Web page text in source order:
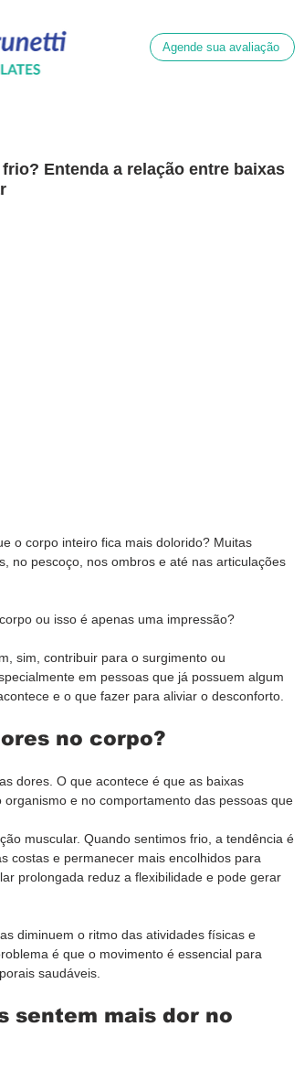
Agende sua avaliação
Entenda a relação entre baixas
o corpo inteiro fica mais dolorido? Muitas
no pescoço, nos ombros e até nas articulações
ou isso é apenas uma impressão?
sim, contribuir para o surgimento ou
em pessoas que já possuem algum
e o que fazer para aliviar o desconforto.
no corpo?
dores. O que acontece é que as baixas
e no comportamento das pessoas que
muscular. Quando sentimos frio, a tendência é
costas e permanecer mais encolhidos para
prolongada reduz a flexibilidade e pode gerar
diminuem o ritmo das atividades físicas e
é que o movimento é essencial para
saudáveis.
sentem mais dor no